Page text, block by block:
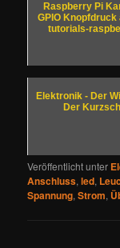
Raspberry Pi
GPIO Knopfdruck
tutorials-
Elektronik - Der
Der
Veröffentlicht unter
Anschluss,led,
Spannung,Strom,